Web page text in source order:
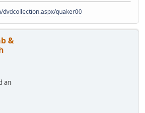
dvdcollection.aspx/quaker00
&
an